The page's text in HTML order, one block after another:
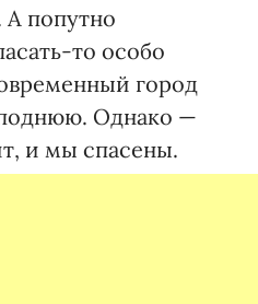
А попутно
то особо
город
Однако —
и мы спасены.